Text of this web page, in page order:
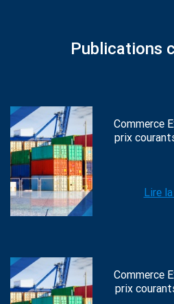
Publications
Commerce
prix
Lire
Commerce
prix